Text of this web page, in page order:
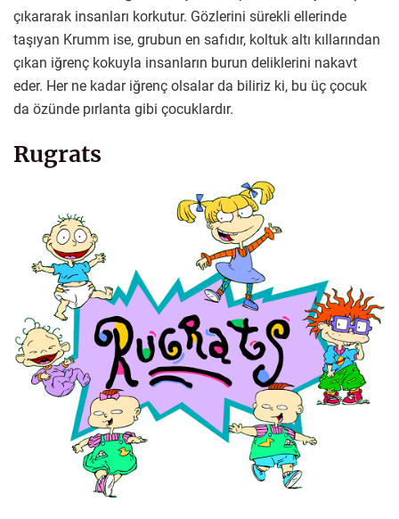
çıkararak insanları korkutur. Gözlerini sürekli ellerinde
taşıyan Krumm ise, grubun en safıdır, koltuk altı kıllarından
çıkan iğrenç kokuyla insanların burun deliklerini nakavt
eder. Her ne kadar iğrenç olsalar da biliriz ki, bu üç çocuk
da özünde pırlanta gibi çocuklardır.
Rugrats